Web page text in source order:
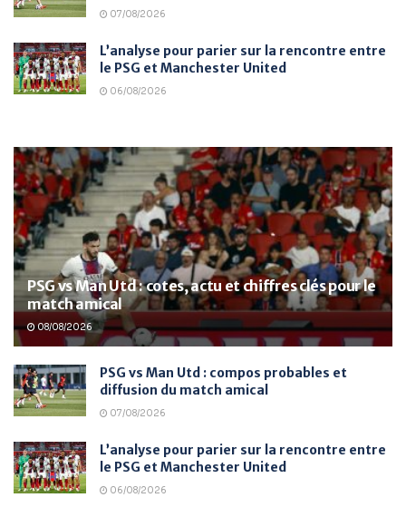
07/08/2026
L’analyse pour parier sur la rencontre entre
le PSG et Manchester United
06/08/2026
PSG vs Man Utd : cotes, actu et chiffres clés pour le
match amical
08/08/2026
PSG vs Man Utd : compos probables et
diffusion du match amical
07/08/2026
L’analyse pour parier sur la rencontre entre
le PSG et Manchester United
06/08/2026